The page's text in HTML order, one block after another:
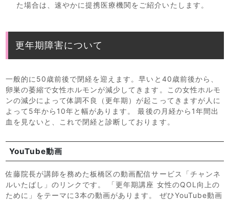
た場合は、速やかに提携医療機関をご紹介いたします。
更年期障害について
一般的に50歳前後で閉経を迎えます。早いと40歳前後から、
卵巣の萎縮で女性ホルモンが減少してきます。この女性ホルモ
ンの減少によって体調不良（更年期）が起こってきますが人に
よって5年から10年と幅があります。 最後の月経から1年間出
血を見ないと、これで閉経と診断しております。
YouTube動画
佐藤院長が講師を務めた板橋区の動画配信サービス「チャンネ
ルいたばし」のリンクです。 「更年期講座 女性のQOL向上の
ために」をテーマに3本の動画があります。 ぜひYouTube動画